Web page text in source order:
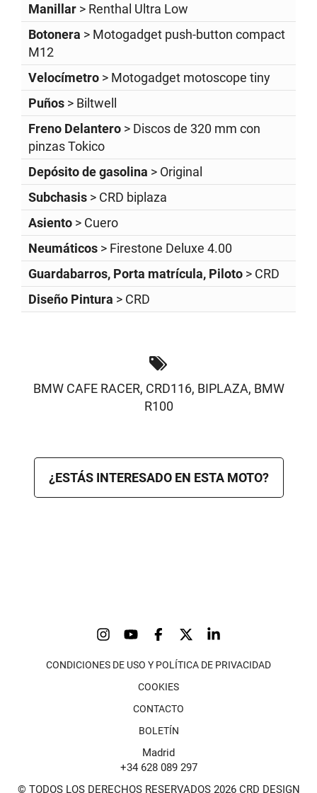
Manillar > Renthal Ultra Low
Botonera > Motogadget push-button compact
M12
Velocímetro > Motogadget motoscope tiny
Puños > Biltwell
Freno Delantero > Discos de 320 mm con
pinzas Tokico
Depósito de gasolina > Original
Subchasis > CRD biplaza
Asiento > Cuero
Neumáticos > Firestone Deluxe 4.00
Guardabarros, Porta matrícula, Piloto > CRD
Diseño Pintura > CRD
BMW CAFE RACER, CRD116, BIPLAZA, BMW
R100
¿ESTÁS INTERESADO EN ESTA MOTO?
CONDICIONES DE USO Y POLÍTICA DE PRIVACIDAD
COOKIES
CONTACTO
BOLETÍN
Madrid
+34 628 089 297
© TODOS LOS DERECHOS RESERVADOS 2026 CRD DESIGN